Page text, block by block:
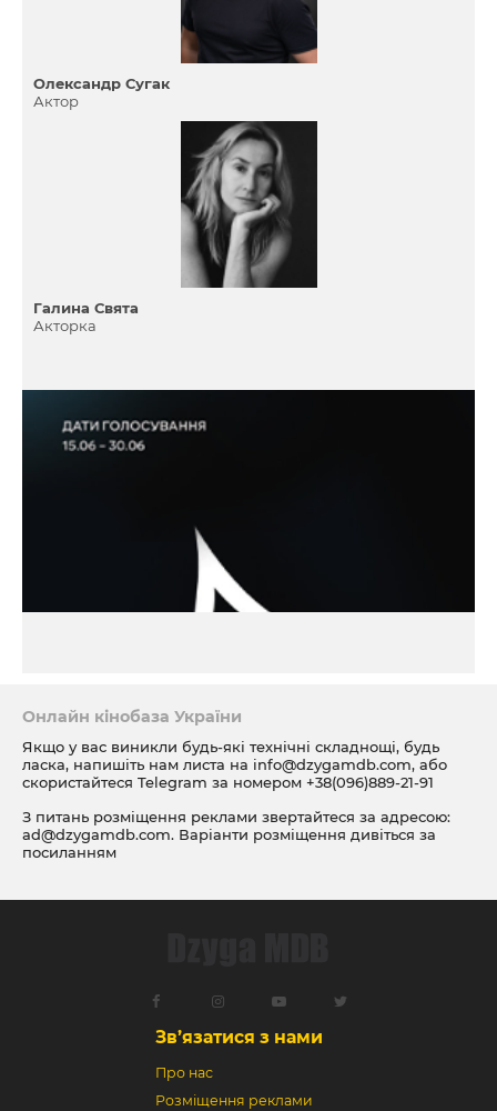
Олександр Сугак
Актор
Галина Свята
Акторка
Онлайн кінобаза України
Якщо у вас виникли будь-які технічні складнощі, будь
ласка, напишіть нам листа на info@dzygamdb.com, або
скористайтеся Telegram за номером +38(096)889-21-91
З питань розміщення реклами звертайтеся за адресою:
ad@dzygamdb.com. Варіанти розміщення дивіться за
посиланням
Зв’язатися з нами
Про нас
Розміщення реклами